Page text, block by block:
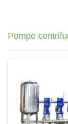
Pompe
verticale